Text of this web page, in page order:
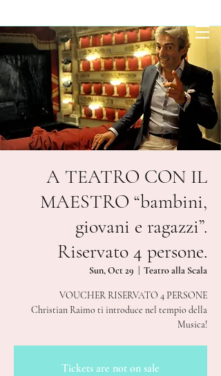
A TEATRO CON IL
MAESTRO “bambini,
giovani e ragazzi”.
Riservato 4 persone.
Sun, Oct 29 Teatro alla Scala
VOUCHER RISERVATO 4 PERSONE
Christian Raimo ti introduce nel tempio della
Musica!
Tickets are not on sale